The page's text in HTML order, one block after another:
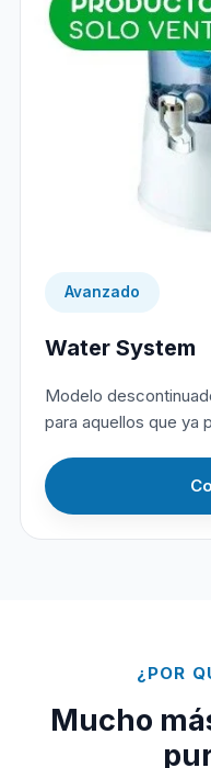
Avanzado
Water System
Modelo
para aquellos que ya
¿POR
Mucho